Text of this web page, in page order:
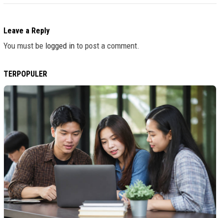
Leave a Reply
You must be logged in to post a comment.
TERPOPULER